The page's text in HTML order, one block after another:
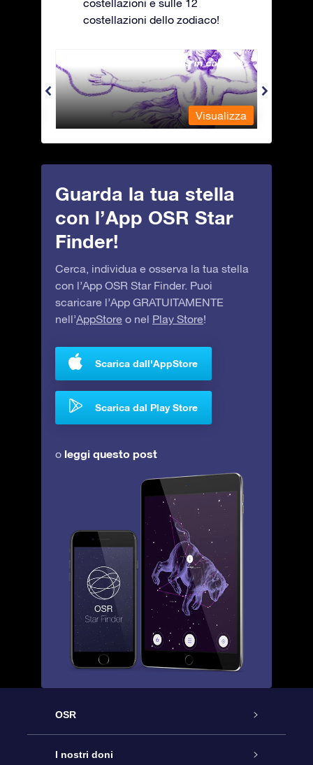
costellazioni e sulle 12
costellazioni dello zodiaco!
Andromeda - La fanciulla in catene
Visualizza
Guarda la tua stella
con l’App OSR Star
Finder!
Cerca, individua e osserva la tua stella
con l’App OSR Star Finder. Puoi
scaricare l’App GRATUITAMENTE
nell’AppStore o nel Play Store!
Scarica dall'AppStore
Scarica dal Play Store
o leggi questo post
OSR
Assistenza
I nostri doni